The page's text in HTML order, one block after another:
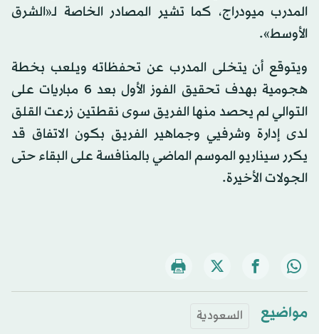
المدرب ميودراج، كما تشير المصادر الخاصة لـ«الشرق
الأوسط».
ويتوقع أن يتخلى المدرب عن تحفظاته ويلعب بخطة
هجومية بهدف تحقيق الفوز الأول بعد 6 مباريات على
التوالي لم يحصد منها الفريق سوى نقطتين زرعت القلق
لدى إدارة وشرفيي وجماهير الفريق بكون الاتفاق قد
يكرر سيناريو الموسم الماضي بالمنافسة على البقاء حتى
الجولات الأخيرة.
مواضيع السعودية